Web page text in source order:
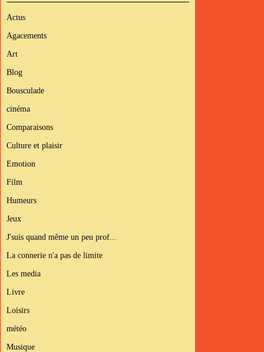
Actus
Agacements
Art
Blog
Bousculade
cinéma
Comparaisons
Culture et plaisir
Emotion
Film
Humeurs
Jeux
J'suis quand même un peu prof...
La connerie n'a pas de limite
Les media
Livre
Loisirs
météo
Musique